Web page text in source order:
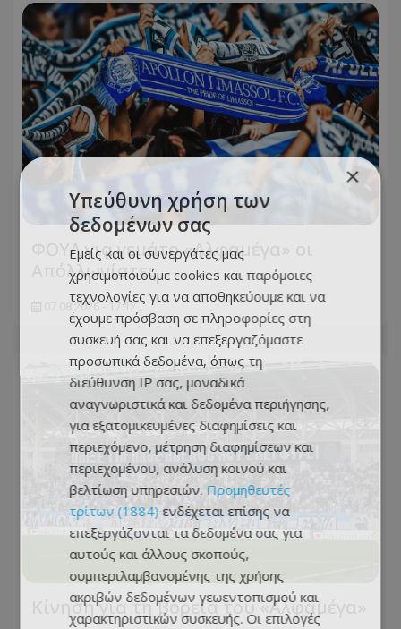
ΦΟΥΛ για γεμάτο «Αλφαμέγα» οι
Απόλλωνίστες
07.08.2026 - 17:12
Κίνηση για τη βόρεια του «Αλφαμέγα»
×
Υπεύθυνη χρήση των
δεδομένων σας
Εμείς και οι συνεργάτες μας
χρησιμοποιούμε cookies και παρόμοιες
τεχνολογίες για να αποθηκεύουμε και να
έχουμε πρόσβαση σε πληροφορίες στη
συσκευή σας και να επεξεργαζόμαστε
προσωπικά δεδομένα, όπως τη
διεύθυνση IP σας, μοναδικά
αναγνωριστικά και δεδομένα περιήγησης,
για εξατομικευμένες διαφημίσεις και
περιεχόμενο, μέτρηση διαφημίσεων και
περιεχομένου, ανάλυση κοινού και
βελτίωση υπηρεσιών. Προμηθευτές
τρίτων (1884) ενδέχεται επίσης να
επεξεργάζονται τα δεδομένα σας για
αυτούς και άλλους σκοπούς,
συμπεριλαμβανομένης της χρήσης
ακριβών δεδομένων γεωεντοπισμού και
χαρακτηριστικών συσκευής. Οι επιλογές